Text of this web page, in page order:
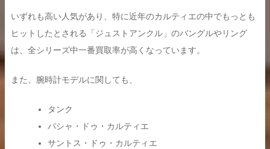
いずれも高い人気があり、特に近年のカルティエの中でもっとも
ヒットしたとされる「ジュストアンクル」のバングルやリング
は、全シリーズ中一番買取率が高くなっています。
また、腕時計モデルに関しても、
タンク
パシャ・ドゥ・カルティエ
サントス・ドゥ・カルティエ